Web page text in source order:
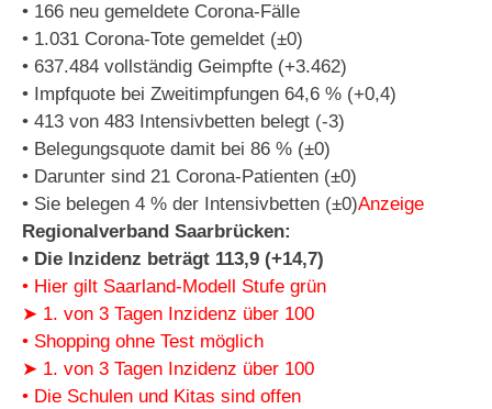
• 166 neu gemeldete Corona-Fälle
• 1.031 Corona-Tote gemeldet (±0)
• 637.484 vollständig Geimpfte (+3.462)
• Impfquote bei Zweitimpfungen 64,6 % (+0,4)
• 413 von 483 Intensivbetten belegt (-3)
• Belegungsquote damit bei 86 % (±0)
• Darunter sind 21 Corona-Patienten (±0)
• Sie belegen 4 % der Intensivbetten (±0)Anzeige
Regionalverband Saarbrücken:
• Die Inzidenz beträgt 113,9 (+14,7)
• Hier gilt Saarland-Modell Stufe grün
➤ 1. von 3 Tagen Inzidenz über 100
• Shopping ohne Test möglich
➤ 1. von 3 Tagen Inzidenz über 100
• Die Schulen und Kitas sind offen